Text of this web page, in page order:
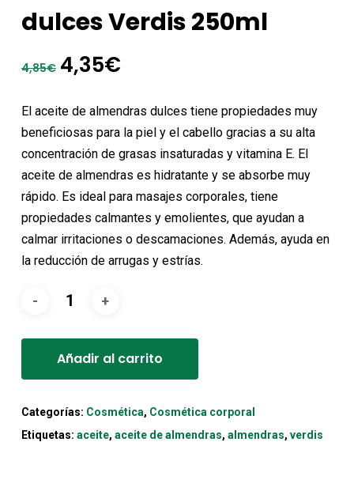
dulces Verdis 250ml
4,85€ El
original
era:
4,85€.
4,35€El
actual
es:
4,35€.
El aceite de almendras dulces tiene propiedades muy
beneficiosas para la piel y el cabello gracias a su alta
concentración de grasas insaturadas y vitamina E. El
aceite de almendras es hidratante y se absorbe muy
rápido. Es ideal para masajes corporales, tiene
propiedades calmantes y emolientes, que ayudan a
calmar irritaciones o descamaciones. Además, ayuda en
la reducción de arrugas y estrías.
Añadir al carrito
Categorías: Cosmética, Cosmética corporal
Etiquetas: aceite, aceite de almendras, almendras, verdis